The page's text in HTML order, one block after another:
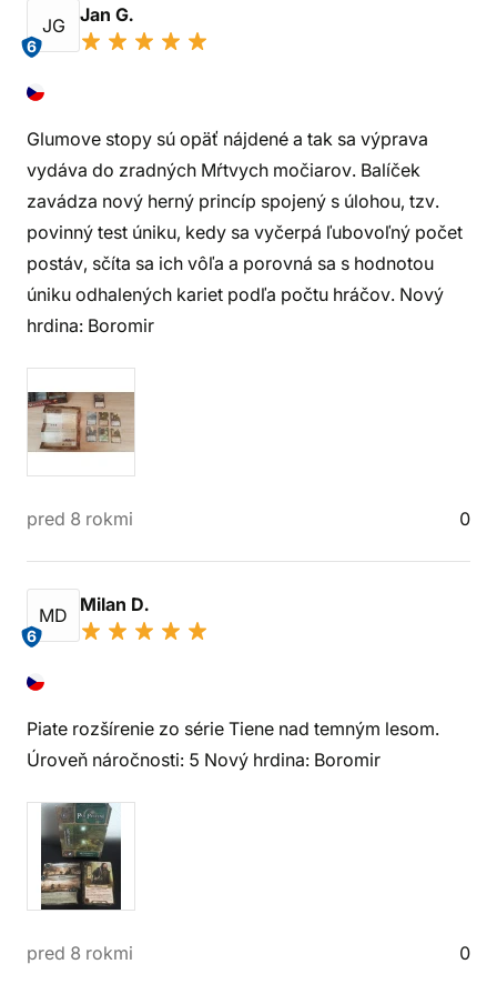
JG
6
Jan G.
Glumove stopy sú opäť nájdené a tak sa výprava
vydáva do zradných Mŕtvych močiarov. Balíček
zavádza nový herný princíp spojený s úlohou, tzv.
povinný test úniku, kedy sa vyčerpá ľubovoľný počet
postáv, sčíta sa ich vôľa a porovná sa s hodnotou
úniku odhalených kariet podľa počtu hráčov. Nový
hrdina: Boromir
pred 8 rokmi 0
MD
6
Milan D.
Piate rozšírenie zo série Tiene nad temným lesom.
Úroveň náročnosti: 5 Nový hrdina: Boromir
pred 8 rokmi 0